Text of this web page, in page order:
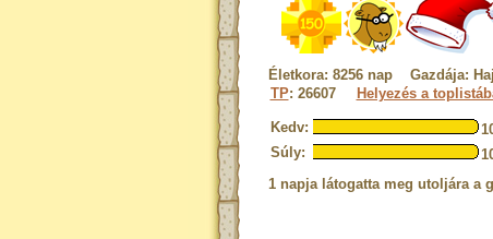
Életkora: 8256 nap Gazdája:
TP: 26607 Helyezés a
Kedv:
Súly:
1 napja látogatta meg utoljára a